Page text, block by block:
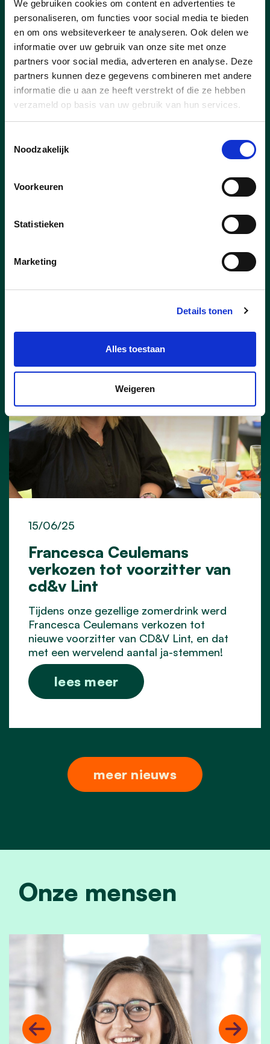
We gebruiken cookies om content en advertenties te
personaliseren, om functies voor social media te bieden
en om ons websiteverkeer te analyseren. Ook delen we
informatie over uw gebruik van onze site met onze
partners voor social media, adverteren en analyse. Deze
partners kunnen deze gegevens combineren met andere
informatie die u aan ze heeft verstrekt of die ze hebben
verzameld op basis van uw gebruik van hun services.
Noodzakelijk
Voorkeuren
Statistieken
Marketing
Details tonen
Alles toestaan
Weigeren
Stanny Tuyteleers neemt na
25 jaar afscheid van de
17/12/25
De laatste gemeenteraad van 2025 werd
Tuyteleers nam na 25 jaar actief en
ononderbroken gemeenteraadslid te zijn
dan ook door elke partij én het lokaal
lees meer
Francesca Ceulemans
verkozen tot voorzitter van
cd&v Lint
15/06/25
Tijdens onze gezellige zomerdrink werd
Francesca Ceulemans verkozen tot
nieuwe voorzitter van CD&V Lint, en dat
met een wervelend aantal ja-stemmen!
lees meer
meer nieuws
Onze mensen
Previous Next